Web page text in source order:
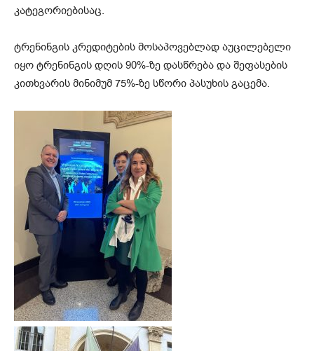
კატეგორიებისაც.
ტრენინგის კრედიტების მოსაპოვებლად აუცილებელი
იყო ტრენინგის დღის 90%-ზე დასწრება და შეფასების
კითხვარის მინიმუმ 75%-ზე სწორი პასუხის გაცემა.